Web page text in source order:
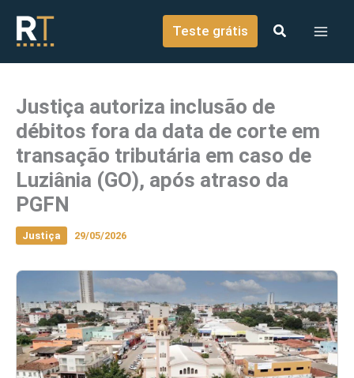
conteúdo
Teste grátis
Justiça autoriza inclusão de
débitos fora da data de corte em
transação tributária em caso de
Luziânia (GO), após atraso da
PGFN
Justiça 29/05/2026